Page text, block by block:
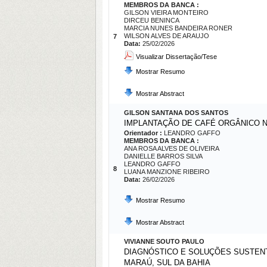
7
MEMBROS DA BANCA :
GILSON VIEIRA MONTEIRO
DIRCEU BENINCA
MARCIA NUNES BANDEIRA RONER
WILSON ALVES DE ARAUJO
Data: 25/02/2026
Visualizar Dissertação/Tese
Mostrar Resumo
Mostrar Abstract
8
GILSON SANTANA DOS SANTOS
IMPLANTAÇÃO DE CAFÉ
Orientador : LEANDRO GAFFO
MEMBROS DA BANCA :
ANA ROSA ALVES DE OLIVEIRA
DANIELLE BARROS SILVA
LEANDRO GAFFO
LUANA MANZIONE RIBEIRO
Data: 26/02/2026
Mostrar Resumo
Mostrar Abstract
VIVIANNE SOUTO PAULO
DIAGNÓSTICO E SOLUÇÕES
MARAÚ, SUL DA BAHIA